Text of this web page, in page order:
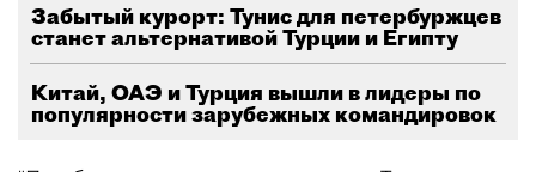
Забытый курорт: Тунис для петербуржцев
станет альтернативой Турции и Египту
Китай, ОАЭ и Турция вышли в лидеры по
популярности зарубежных командировок